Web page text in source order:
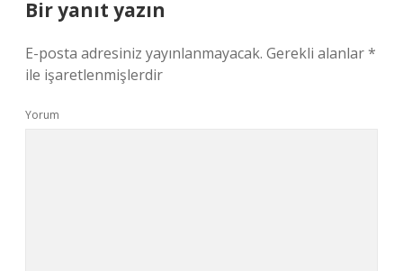
Bir yanıt yazın
E-posta adresiniz yayınlanmayacak. Gerekli alanlar*
ile işaretlenmişlerdir
Yorum